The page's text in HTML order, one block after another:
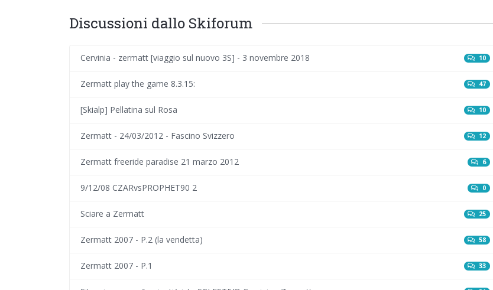
Discussioni dallo Skiforum
Cervinia - zermatt [viaggio sul nuovo 3S] - 3 novembre 2018 10
Zermatt play the game 8.3.15: 47
[Skialp] Pellatina sul Rosa 10
Zermatt - 24/03/2012 - Fascino Svizzero 12
Zermatt freeride paradise 21 marzo 2012 6
9/12/08 CZARvsPROPHET90 2 0
Sciare a Zermatt 25
Zermatt 2007 - P.2 (la vendetta) 58
Zermatt 2007 - P.1 33